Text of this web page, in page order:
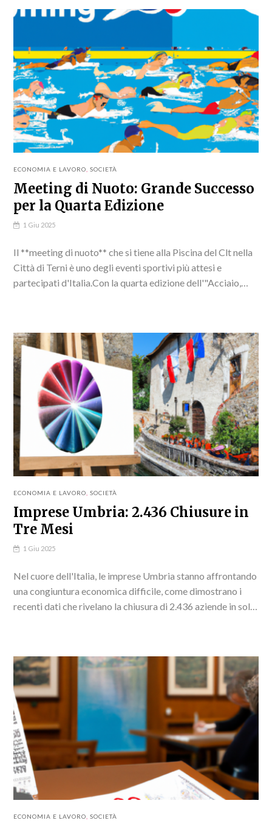
ECONOMIA E LAVORO ,SOCIETÀ
Meeting di Nuoto: Grande Successo
per la Quarta Edizione
1 Giu 2025
Il **meeting di nuoto** che si tiene alla Piscina del Clt nella
Città di Terni è uno degli eventi sportivi più attesi e
partecipati d'Italia.Con la quarta edizione dell'"Acciaio,
ECONOMIA E LAVORO ,SOCIETÀ
Imprese Umbria: 2.436 Chiusure in
Tre Mesi
1 Giu 2025
Nel cuore dell'Italia, le imprese Umbria stanno affrontando
una congiuntura economica difficile, come dimostrano i
recenti dati che rivelano la chiusura di 2.436 aziende in soli
ECONOMIA E LAVORO ,SOCIETÀ